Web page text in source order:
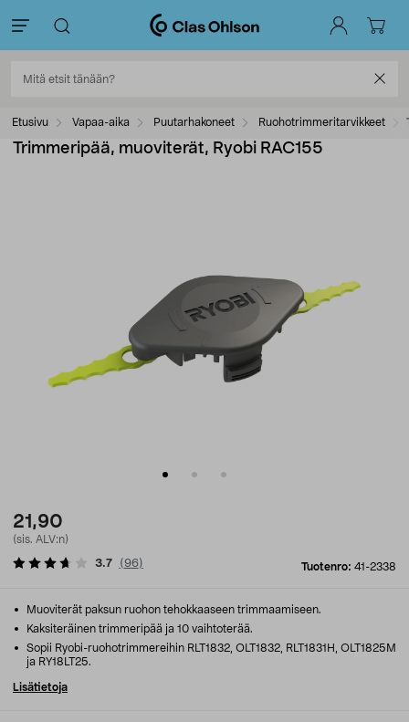
Etusivu Vapaa-aika Puutarhakoneet Ruohotrimmeritarvikkeet
Trimmeripää, muoviterät, Ryobi RAC155
21,90
(sis. ALV:n)
Tuotenro: 41-2338
3.7 (96)
Muoviterät paksun ruohon tehokkaaseen trimmaamiseen.
Kaksiteräinen trimmeripää ja 10 vaihtoterää.
Sopii Ryobi-ruohotrimmereihin RLT1832, OLT1832, RLT1831H, OLT1825M
ja RY18LT25.
Lisätietoja